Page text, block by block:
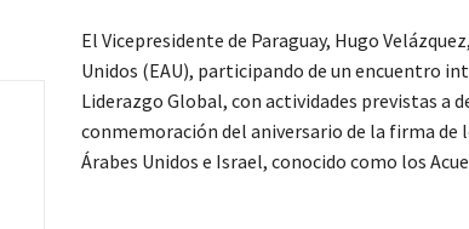
El Vicepresidente de Paraguay, Hugo
Unidos (EAU), participando de un encuentro
Liderazgo Global, con actividades previstas a
conmemoración del aniversario de la firma de
Árabes Unidos e Israel, conocido como los